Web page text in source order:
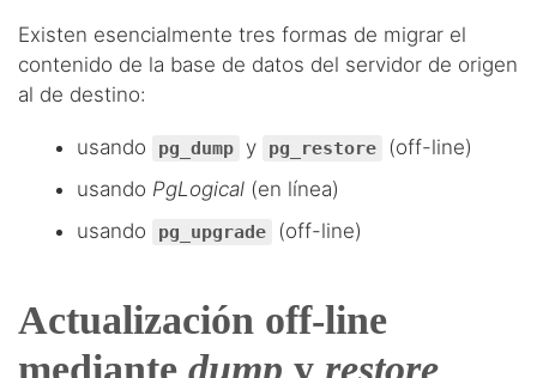
Existen esencialmente tres formas de migrar el
contenido de la base de datos del servidor de origen
al de destino:
usando pg_dump y pg_restore
(off-line)
usando PgLogical (en línea)
usando
pg_upgrade (off-line)
Actualización off-line